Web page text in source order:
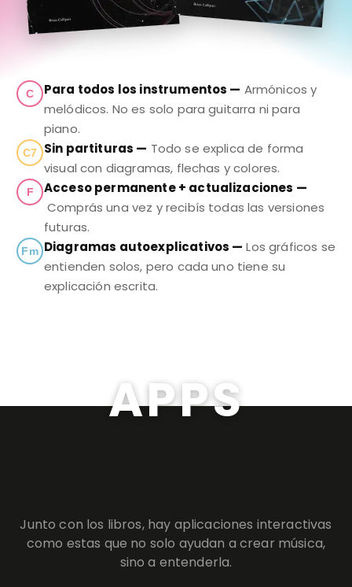
C Para todos los instrumentos — Armónicos y
melódicos. No es solo para guitarra ni para
piano.
C7 Sin partituras — Todo se explica de forma
visual con diagramas, flechas y colores.
F
Acceso permanente + actualizaciones —
Comprás una vez y recibís todas las versiones
futuras.
Fm Diagramas autoexplicativos — Los gráficos se
entienden solos, pero cada uno tiene su
explicación escrita.
APPS
Junto con los libros, hay aplicaciones interactivas
como estas que no solo ayudan a crear música,
sino a entenderla.